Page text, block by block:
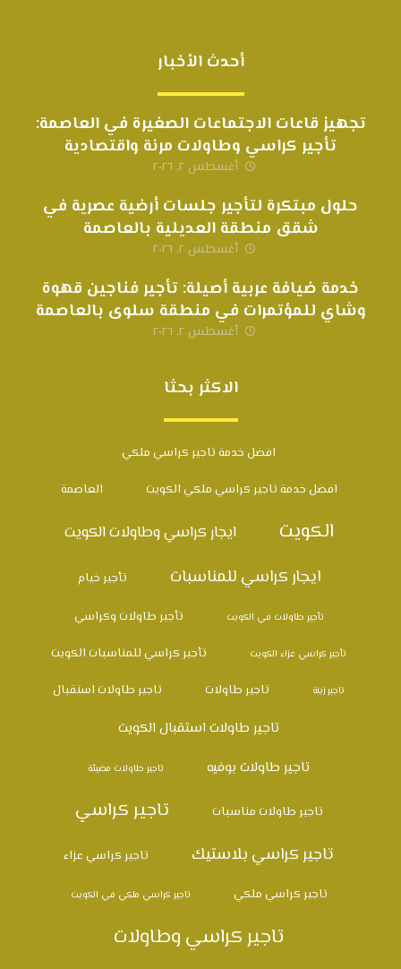
أحدث الأخبار
تجهيز قاعات الاجتماعات الصغيرة في العاصمة:
تأجير كراسي وطاولات مرنة واقتصادية
أغسطس ٢, ٢٠٢٦
حلول مبتكرة لتأجير جلسات أرضية عصرية في
شقق منطقة العديلية بالعاصمة
أغسطس ٢, ٢٠٢٦
خدمة ضيافة عربية أصيلة: تأجير فناجين قهوة
وشاي للمؤتمرات في منطقة سلوى بالعاصمة
أغسطس ٢, ٢٠٢٦
الاكثر بحثا
افضل خدمة تاجير كراسي ملكي
افضل خدمة تاجير كراسي ملكي الكويت العاصمة
الكويت ايجار كراسي وطاولات الكويت
ايجار كراسي للمناسبات تأجير خيام
تأجير طاولات في الكويت تأجير طاولات وكراسي
تأجير كراسي عزاء الكويت تأجير كراسي للمناسبات الكويت
تاجير زينة تاجير طاولات تاجير طاولات استقبال
تاجير طاولات استقبال الكويت
تاجير طاولات بوفيه
تاجير طاولات مضيئة
تاجير طاولات مناسبات تاجير كراسي
تاجير كراسي بلاستيك تاجير كراسي عزاء
تاجير كراسي ملكي تاجير كراسي ملكي في الكويت
تاجير كراسي وطاولات